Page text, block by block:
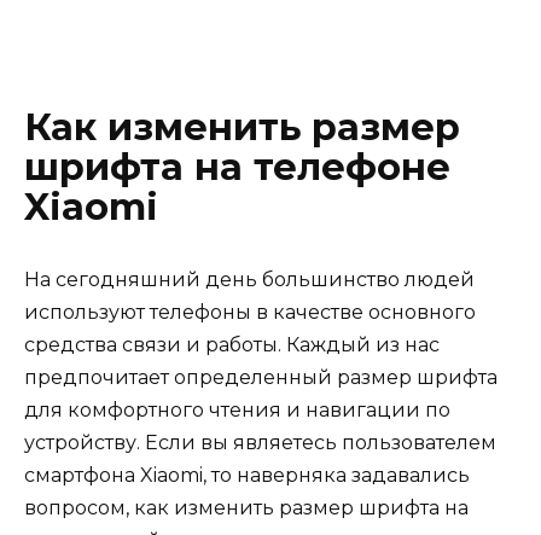
Как изменить размер
шрифта на телефоне
Xiaomi
На сегодняшний день большинство людей
используют телефоны в качестве основного
средства связи и работы. Каждый из нас
предпочитает определенный размер шрифта
для комфортного чтения и навигации по
устройству. Если вы являетесь пользователем
смартфона Xiaomi, то наверняка задавались
вопросом, как изменить размер шрифта на